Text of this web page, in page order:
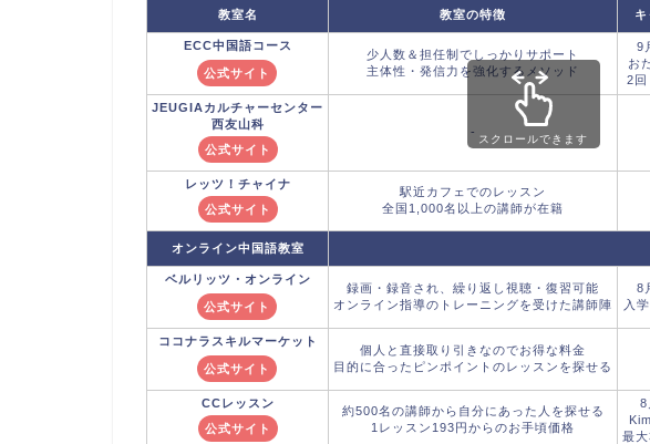
教室名 教室の特徴
ECC中国語コース
公式サイト
少人数＆担任制でしっかりサポート
主体性・発信力を強化するメソッド
9
お
2回
JEUGIAカルチャーセンター
西友山科
公式サイト
-
レッツ！チャイナ
公式サイト
駅近カフェでのレッスン
全国1,000名以上の講師が在籍
オンライン中国語教室
ベルリッツ ・オンライン
公式サイト
録画・録音され、繰り返し視聴・復習可能
オンライン指導のトレーニングを受けた講師陣
8
入
ココナラ スキルマーケット
公式サイト
個人と直接取り引きなのでお得な料金
目的に合ったピンポイントのレッスンを探せる
CCレッスン
公式サイト
約500名の講師から自分にあった人を探せる
1レッスン193円からのお手頃価格
8
最
スクロールできます